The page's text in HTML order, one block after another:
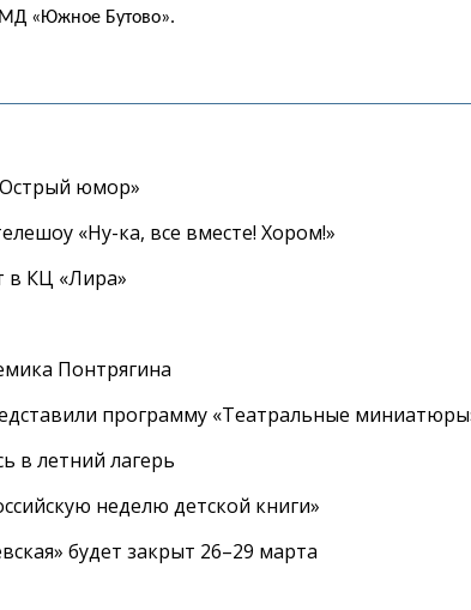
«Южное Бутово».
юмор»
«Ну-ка, все вместе! Хором!»
в КЦ «Лира»
Понтрягина
программу «Театральные
в летний лагерь
неделю детской книги»
будет закрыт 26–29 марта